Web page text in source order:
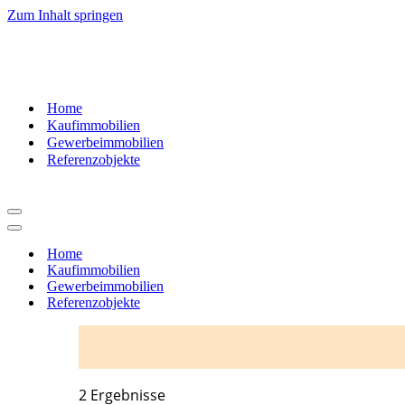
Zum Inhalt springen
Home
Kaufimmobilien
Gewerbeimmobilien
Referenzobjekte
Navigationsmenü
Navigationsmenü
Home
Kaufimmobilien
Gewerbeimmobilien
Referenzobjekte
2 Ergebnisse